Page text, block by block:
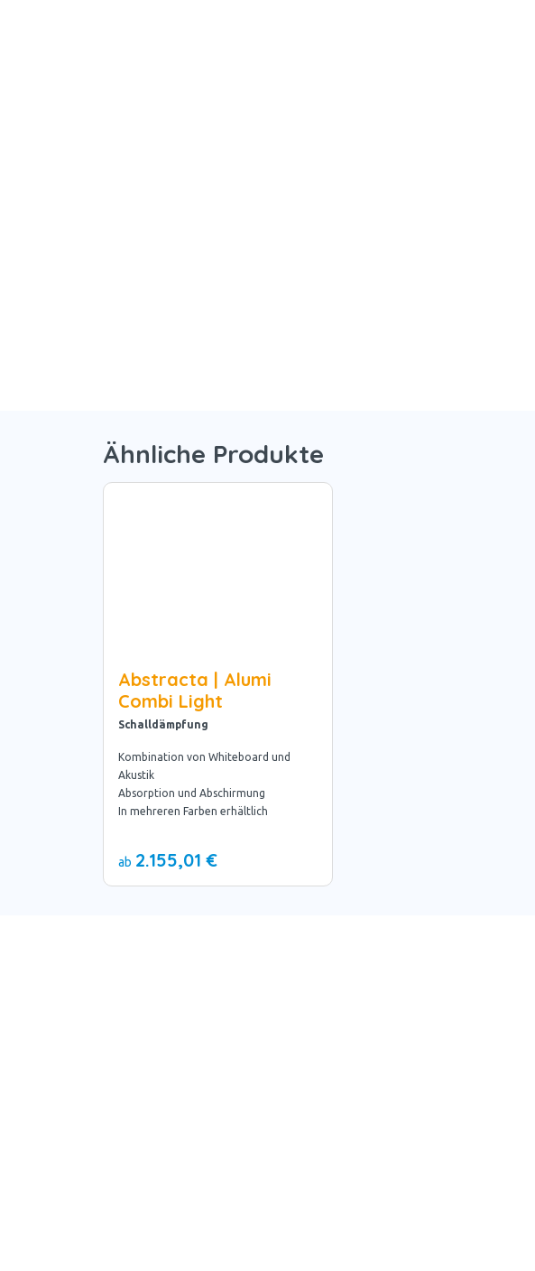
Ähnliche Produkte
Abstracta | Alumi
Combi Light
Schalldämpfung
Kombination von Whiteboard und
Akustik
Absorption und Abschirmung
In mehreren Farben erhältlich
ab 2.155,01 €